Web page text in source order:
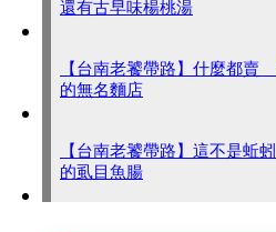
還有古早味楊桃湯
【台南老饕帶路】什麼都
的無名麵店
【台南老饕帶路】這不是蚯
的虱目魚腸